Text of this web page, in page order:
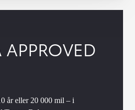
APPROVED
år eller 20 000 mil – i